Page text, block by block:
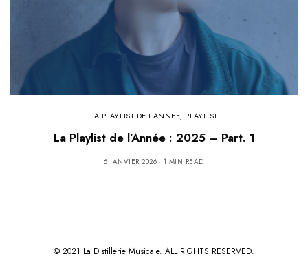
LA PLAYLIST DE L'ANNEE, PLAYLIST
La Playlist de l’Année : 2025 – Part. 1
6 JANVIER 2026 1 MIN READ
© 2021 La Distillerie Musicale. ALL RIGHTS RESERVED.